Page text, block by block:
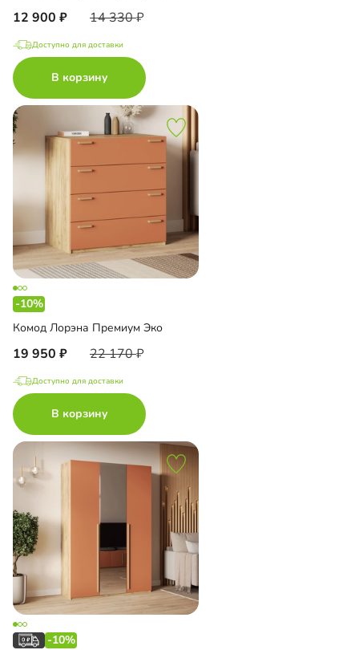
12 900 14 330
Доступно для доставки
В корзину
-10%
Комод Лорэна Премиум Эко
19 950 22 170
Доступно для доставки
В корзину
-10%